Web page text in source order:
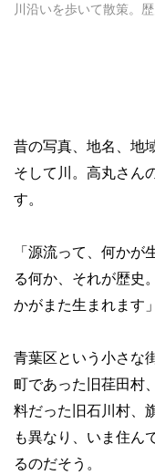
川沿いを歩いて散策。
昔の写真、地名、地
そして川。高丸さん
す。
「源流って、何か
る何か、それが歴史
かがまた生まれます」
青葉区という小さな
町であった旧荏田村
料だった旧石川村、
も異なり、いま住ん
るのだそう。